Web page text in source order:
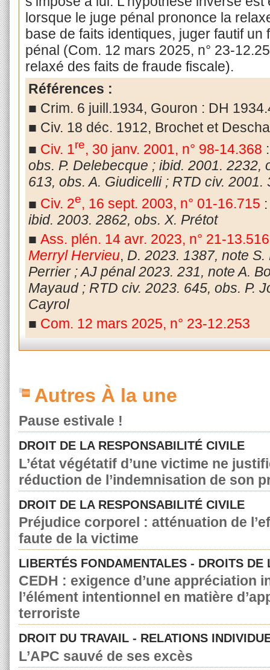
lorsque le juge pénal prononce la
base de faits identiques, juger fautif un
pénal (Com. 12 mars 2025, n° 23-
relaxé des faits de fraude fiscale).
Références :
■ Crim. 6 juill.1934, Gouron : DH
■ Civ. 18 déc. 1912, Brochet et
■ Civ. 1re, 30 janv. 2001, n° 98-14.368
obs. P. Delebecque ; ibid. 2001. 2232,
613, obs. A. Giudicelli ; RTD civ. 2001.
■ Civ. 2e, 16 sept. 2003, n° 01-16.715
ibid. 2003. 2862, obs. X. Prétot
■ Ass. plén. 14 avr. 2023, n° 21-
Merryl Hervieu, D. 2023. 1387, note
Perrier ; AJ pénal 2023. 231, note A.
Mayaud ; RTD civ. 2023. 645, obs. P.
Cayrol
■ Com. 12 mars 2025, n° 23-12.253
Autres À la une
Pause estivale !
DROIT DE LA RESPONSABILITÉ CIVILE
L’état végétatif d’une victime ne
réduction de l’indemnisation de son
DROIT DE LA RESPONSABILITÉ CIVILE
Préjudice corporel : atténuation de
faute de la victime
LIBERTÉS FONDAMENTALES - DROITS DE
CEDH : exigence d’une appréciation
l’élément intentionnel en matière
terroriste
DROIT DU TRAVAIL - RELATIONS
L’APC sauvé de ses excès